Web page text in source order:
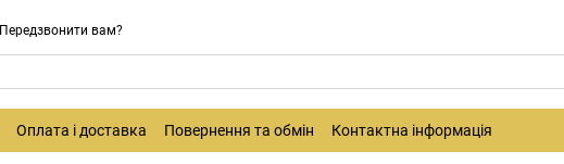
Передзвонити вам?
Оплата і доставка Повернення та обмін Контактна інформація